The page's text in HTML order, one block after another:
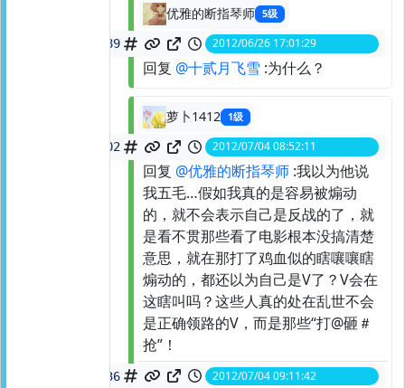
优雅的断指琴师 5级
21228597989 2012/06/26 17:01:29
回复 @十贰月飞雪 :为什么？
萝卜1412 1级
21487840602 2012/07/04 08:52:11
回复 @优雅的断指琴师 :我以为他说
我五毛…假如我真的是容易被煽动
的，就不会表示自己是反战的了，就
是看不贯那些看了电影根本没搞清楚
意思，就在那打了鸡血似的瞎嚷嚷瞎
煽动的，都还以为自己是V了？V会在
这瞎叫吗？这些人真的处在乱世不会
是正确领路的V，而是那些“打@砸＃
抢”！
21488299536 2012/07/04 09:11:42